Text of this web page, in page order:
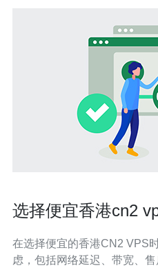
选择便宜香港cn2
在选择便宜的香港CN2 VPS
虑，包括网络延迟、带宽、